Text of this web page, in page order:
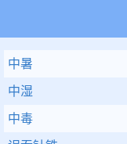
中暑
中湿
中毒